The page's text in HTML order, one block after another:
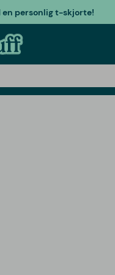
en personlig t-skjorte!